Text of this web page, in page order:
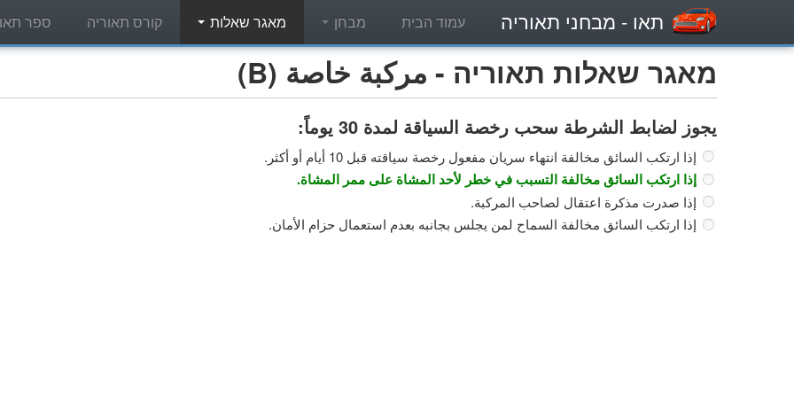
תאו - מבחני תאוריה עמוד הבית מבחן מאגר שאלות קורס תאוריה ספר
מאגר שאלות תאוריה - مركبة خاصة (B)
يجوز لضابط الشرطة سحب رخصة السياقة لمدة 30 يوماً:
إذا ارتكب السائق مخالفة انتهاء سريان مفعول رخصة سياقته قبل 10 أيام أو أكثر.
إذا ارتكب السائق مخالفة التسبب في خطر لأحد المشاة على ممر المشاة.
إذا صدرت مذكرة اعتقال لصاحب المركبة.
إذا ارتكب السائق مخالفة السماح لمن يجلس بجانبه بعدم استعمال حزام الأمان.